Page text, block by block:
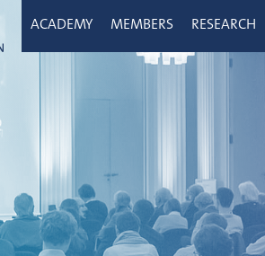
ACADEMY MEMBERS RESEARCH